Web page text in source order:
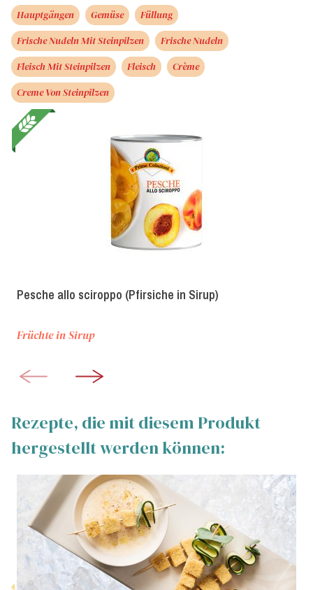
Hauptgängen
Gemüse
Füllung
Frische Nudeln Mit Steinpilzen
Frische Nudeln
Fleisch Mit Steinpilzen
Fleisch
Crème
Creme Von Steinpilzen
Pesche allo sciroppo (Pfirsiche in Sirup)
Früchte in Sirup
Rezepte, die mit diesem Produkt
hergestellt werden können: